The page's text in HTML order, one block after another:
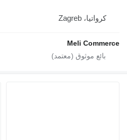
كرواتيا، Zagreb
Meli Commerce